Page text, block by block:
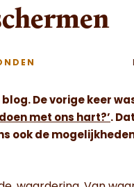
De vorige keer
met ons hart?’.
ook de